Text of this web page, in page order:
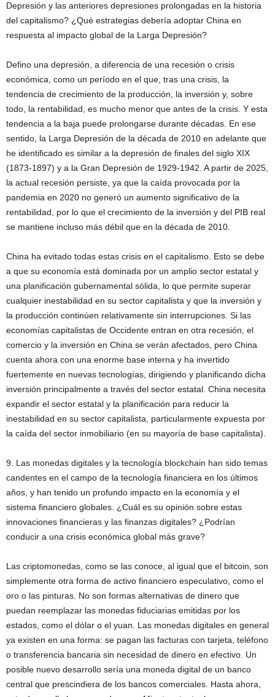
Depresión y las anteriores depresiones prolongadas en la historia
del capitalismo? ¿Qué estrategias debería adoptar China en
respuesta al impacto global de la Larga Depresión?
Defino una depresión, a diferencia de una recesión o crisis
económica, como un período en el que, tras una crisis, la
tendencia de crecimiento de la producción, la inversión y, sobre
todo, la rentabilidad, es mucho menor que antes de la crisis. Y esta
tendencia a la baja puede prolongarse durante décadas. En ese
sentido, la Larga Depresión de la década de 2010 en adelante que
he identificado es similar a la depresión de finales del siglo XIX
(1873-1897) y a la Gran Depresión de 1929-1942. A partir de 2025,
la actual recesión persiste, ya que la caída provocada por la
pandemia en 2020 no generó un aumento significativo de la
rentabilidad, por lo que el crecimiento de la inversión y del PIB real
se mantiene incluso más débil que en la década de 2010.
China ha evitado todas estas crisis en el capitalismo. Esto se debe
a que su economía está dominada por un amplio sector estatal y
una planificación gubernamental sólida, lo que permite superar
cualquier inestabilidad en su sector capitalista y que la inversión y
la producción continúen relativamente sin interrupciones. Si las
economías capitalistas de Occidente entran en otra recesión, el
comercio y la inversión en China se verán afectados, pero China
cuenta ahora con una enorme base interna y ha invertido
fuertemente en nuevas tecnologías, dirigiendo y planificando dicha
inversión principalmente a través del sector estatal. China necesita
expandir el sector estatal y la planificación para reducir la
inestabilidad en su sector capitalista, particularmente expuesta por
la caída del sector inmobiliario (en su mayoría de base capitalista).
9. Las monedas digitales y la tecnología blockchain han sido temas
candentes en el campo de la tecnología financiera en los últimos
años, y han tenido un profundo impacto en la economía y el
sistema financiero globales. ¿Cuál es su opinión sobre estas
innovaciones financieras y las finanzas digitales? ¿Podrían
conducir a una crisis económica global más grave?
Las criptomonedas, como se las conoce, al igual que el bitcoin, son
simplemente otra forma de activo financiero especulativo, como el
oro o las pinturas. No son formas alternativas de dinero que
puedan reemplazar las monedas fiduciarias emitidas por los
estados, como el dólar o el yuan. Las monedas digitales en general
ya existen en una forma: se pagan las facturas con tarjeta, teléfono
o transferencia bancaria sin necesidad de dinero en efectivo. Un
posible nuevo desarrollo sería una moneda digital de un banco
central que prescindiera de los bancos comerciales. Hasta ahora,